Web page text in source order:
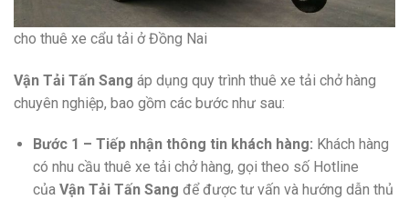
cho thuê xe cẩu tải ở Đồng Nai
Vận Tải Tấn Sang áp dụng quy trình thuê xe tải chở hàng
chuyên nghiệp, bao gồm các bước như sau:
Bước 1 – Tiếp nhận thông tin khách hàng: Khách hàng
có nhu cầu thuê xe tải chở hàng, gọi theo số Hotline
của Vận Tải Tấn Sang để được tư vấn và hướng dẫn thủ